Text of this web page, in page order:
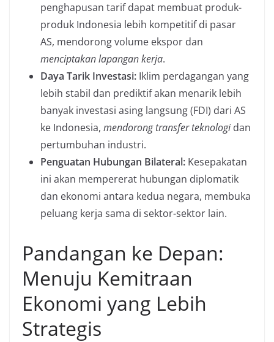
penghapusan tarif dapat membuat produk-
produk Indonesia lebih kompetitif di pasar
AS, mendorong volume ekspor dan
menciptakan lapangan kerja.
Daya Tarik Investasi: Iklim perdagangan yang
lebih stabil dan prediktif akan menarik lebih
banyak investasi asing langsung (FDI) dari AS
ke Indonesia, mendorong transfer teknologidan
pertumbuhan industri.
Penguatan Hubungan Bilateral: Kesepakatan
ini akan mempererat hubungan diplomatik
dan ekonomi antara kedua negara, membuka
peluang kerja sama di sektor-sektor lain.
Pandangan ke Depan:
Menuju Kemitraan
Ekonomi yang Lebih
Strategis